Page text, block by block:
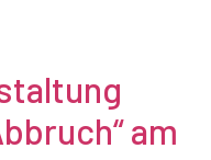
am